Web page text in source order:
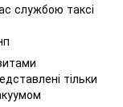
службою таксі
тільки